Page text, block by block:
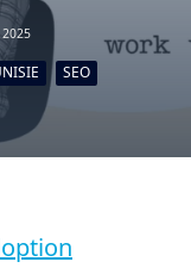
2025
SEO